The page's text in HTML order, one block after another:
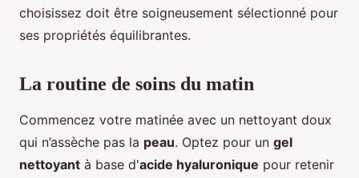
choisissez doit être soigneusement sélectionné pour
ses propriétés équilibrantes.
La routine de soins du matin
Commencez votre matinée avec un nettoyant doux
qui n’assèche pas la peau. Optez pour un gel
nettoyant à base d'acide hyaluronique pour retenir